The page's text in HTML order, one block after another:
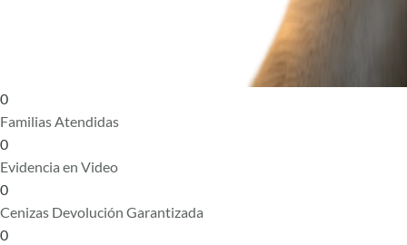
0
Familias Atendidas
0
Evidencia en Video
0
Cenizas Devolución Garantizada
0